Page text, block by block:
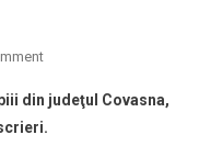
On
Magic
Pornește
din judeţul Covasna,